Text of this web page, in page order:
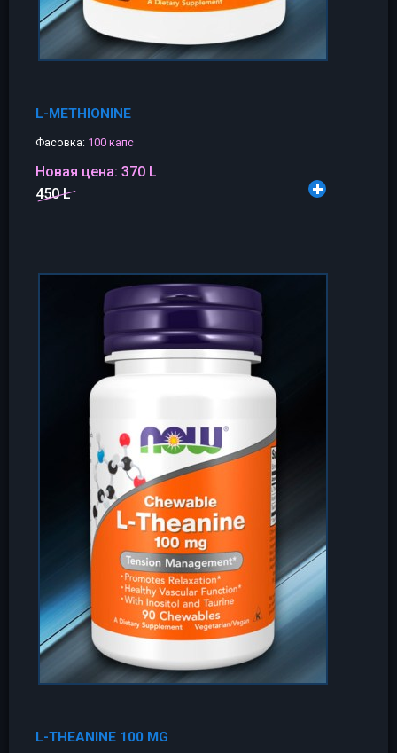
L-METHIONINE
Фасовка: 100 капс
Новая цена: 370 L
450 L
L-THEANINE 100 MG